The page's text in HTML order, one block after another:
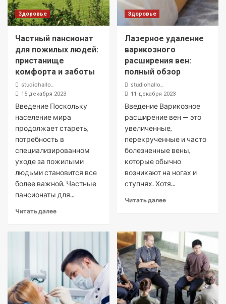
Здоровье
Частный пансионат
для пожилых людей:
пристанище
комфорта и заботы
studiohallo_
15 декабря 2023
Введение Поскольку
население мира
продолжает стареть,
потребность в
специализированном
уходе за пожилыми
людьми становится все
более важной. Частные
пансионаты для...
Читать далее
Здоровье
Лазерное удаление
варикозного
расширения вен:
полный обзор
studiohallo_
11 декабря 2023
Введение Варикозное
расширение вен — это
увеличенные,
перекрученные и часто
болезненные вены,
которые обычно
возникают на ногах и
ступнях. Хотя...
Читать далее